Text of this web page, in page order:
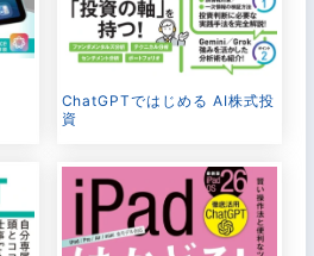
ChatGPTではじめる AI株式投
資